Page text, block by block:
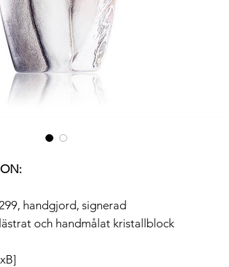
handgjord, signerad
och handmålat kristallblock